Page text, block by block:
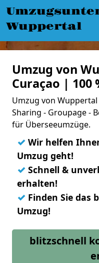
Wuppertal
Umzug von
Curaçao | 100
Umzug von
Sharing - Groupage -
für Überseeumzüge.
✓ Wir helfen
Umzug geht!
✓ Schnell &
erhalten!
✓ Finden Sie das
Umzug!
blitzschnell